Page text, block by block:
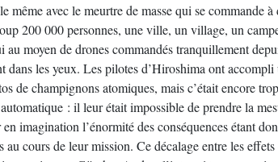
même avec le meurtre de masse qui se
200 000 personnes, une ville, un village, un
au moyen de drones commandés tranquillement
dans les yeux. Les pilotes d’Hiroshima ont
de champignons atomiques, mais c’était encore
: il leur était impossible de prendre la
imagination l’énormité des conséquences étant
au cours de leur mission. Ce décalage entre les